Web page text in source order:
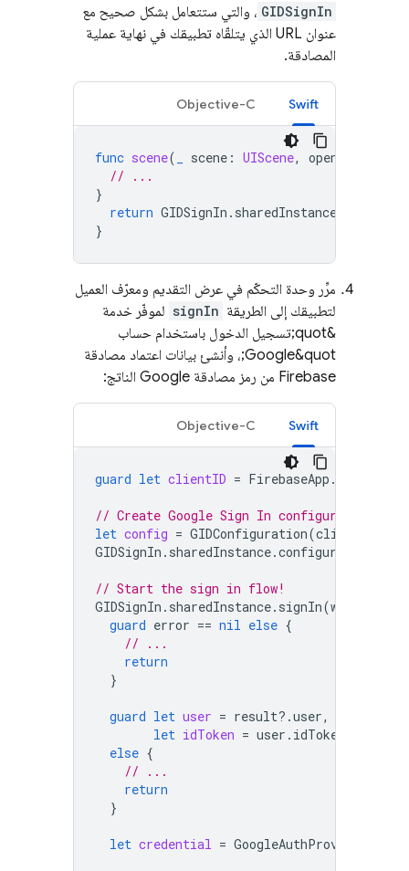
GIDSignIn ، والتي ستتعامل بشكل صحيح مع
عنوان URL الذي يتلقّاه تطبيقك في نهاية عملية
المصادقة.
Swift
Objective-C
func scene( scene : UIScene,
// ...
}
return GIDSignIn . sharedInstance
}
مرِّر وحدة التحكّم في عرض التقديم ومعرّف العميل
لتطبيقك إلى الطريقة signIn لموفّر خدمة
&quot;تسجيل الدخول باستخدام حساب
Google&quot;، وأنشئ بيانات اعتماد مصادقة
Firebase من رمز مصادقة Google الناتج:
Swift
Objective-C
guard let clientID = FirebaseApp .
// Create Google Sign In configuration
let config = GIDConfiguration(clientID
GIDSignIn . sharedInstance.configuration
// Start the sign in flow!
GIDSignIn . sharedInstance. signIn(
guard error == nil else {
// ...
return
}
guard let user = result?.user,
let idToken = user . idToken
else {
// ...
return
}
let credential = GoogleAuthProvider